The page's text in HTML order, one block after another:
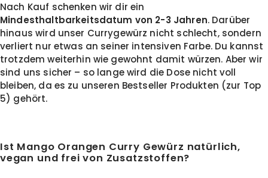
Nach Kauf schenken wir dir ein
Mindesthaltbarkeitsdatum von 2-3 Jahren. Darüber
hinaus wird unser Currygewürz nicht schlecht, sondern
verliert nur etwas an seiner intensiven Farbe. Du kannst
trotzdem weiterhin wie gewohnt damit würzen. Aber wir
sind uns sicher – so lange wird die Dose nicht voll
bleiben, da es zu unseren Bestseller Produkten (zur Top
5) gehört.
Ist Mango Orangen Curry Gewürz natürlich,
vegan und frei von Zusatzstoffen?